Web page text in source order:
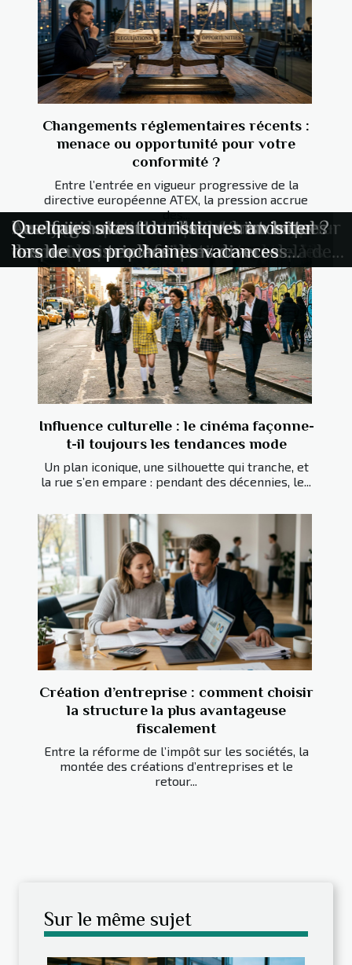
Changements réglementaires récents :
menace ou opportunité pour votre
conformité ?
Entre l’entrée en vigueur progressive de la
directive européenne ATEX, la pression accrue
des...
Influence culturelle : le cinéma façonne-
t-il toujours les tendances mode
Un plan iconique, une silhouette qui tranche, et
la rue s’en empare : pendant des décennies, le...
Création d’entreprise : comment choisir
la structure la plus avantageuse
fiscalement
Entre la réforme de l’impôt sur les sociétés, la
montée des créations d’entreprises et le
retour...
Sur le même sujet
Peut-on vraiment anticiper un
contentieux international avant qu’il
n’éclate ?
Stratégies d'investissement en crypto-
monnaies pour les débutants dans les
marchés émergents
Tourisme spatial ce qu'il faut savoir sur
les prochaines destinations au-delà de
la Terre
Analyse de la montée des économies
numériques en Afrique
Les origines culturelles et historiques
des heures triplées dans diverses
traditions
Que faire avant de réserver un hôtel ?
Quelques sites touristiques à visiter
lors de vos prochaines vacances